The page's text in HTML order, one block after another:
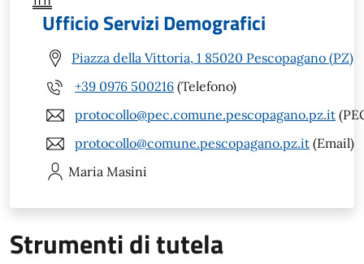
Ufficio Servizi Demografici
Piazza della Vittoria, 1 85020 Pescopagano (PZ)
+39 0976 500216 (Telefono)
protocollo@pec.comune.pescopagano.pz.it
protocollo@comune.pescopagano.pz.it (Email)
Maria Masini
Strumenti di tutela